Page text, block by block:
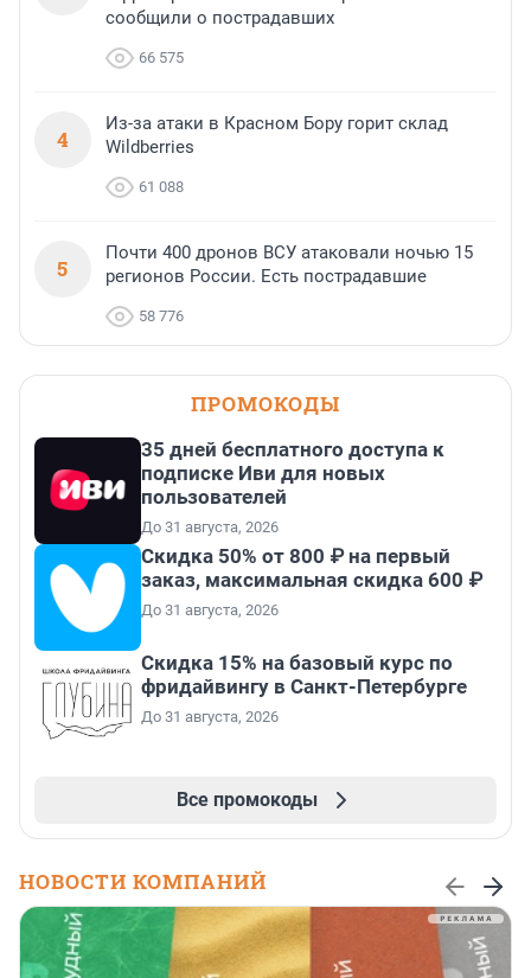
сообщили о пострадавших
66 575
4
Из-за атаки в Красном Бору горит склад
Wildberries
61 088
5
Почти 400 дронов ВСУ атаковали ночью 15
регионов России. Есть пострадавшие
58 776
ПРОМОКОДЫ
35 дней бесплатного доступа к
подписке Иви для новых
пользователей
До 31 августа, 2026
Скидка 50% от 800 ₽ на первый
заказ, максимальная скидка 600 ₽
До 31 августа, 2026
Скидка 15% на базовый курс по
фридайвингу в Санкт-Петербурге
До 31 августа, 2026
Все промокоды
НОВОСТИ КОМПАНИЙ